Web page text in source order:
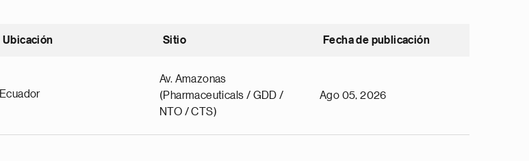
Ubicación Sitio Fecha de publicación
Ecuador
Av. Amazonas
(Pharmaceuticals / GDD /
NTO / CTS)
Ago 05, 2026